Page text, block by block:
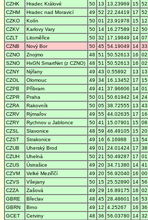
CZHK
Hradec Králové 50 13 13.23969 15 52
CZHM
Hradec nad Moravicí 49 52 22.24419 17 52
CZKO
Kolín 50 01 23.91978 15 12
CZKV
Karlovy Vary 50 14 16.27589 12 50
CZLT
Litoměřice 50 32 17.19849 14 07
CZNB
Nový Bor 50 45 54.19049 14 33
CZNO
Znojmo 48 51 50.52613 16 02
SZNO
HxGN SmartNet (z CZNO) 48 51 50.52613 16 02
CZNY
Nýřany 49 43 0.55892 13 13
CZOL
Olomouc 49 34 16.13452 17 15
CZPB
Příbram 49 41 37.96606 14 01
CZPR
Praha 50 01 50.61942 14 24
CZRA
Rakovník 50 05 38.72555 13 43
CZRV
Rýmařov 49 55 44.02635 17 16
CZRY
Rychnov u Jablonce 50 41 15.07901 15 08
CZSL
Slavonice 48 59 46.49105 15 20
CZST
Strakonice 49 16 6.16988 13 54
CZUB
Uherský Brod 49 01 24.01424 17 38
CZUH
Uhelná 50 21 50.49287 17 01
CZUS
Ústrašice 49 20 34.71380 14 41
CZVM
Velké Meziříčí 49 20 56.92040 16 00
CZVS
Všejany 50 15 25.52890 14 56
CZZA
Zašová 49 29 16.89175 18 02
GBRE
Břeclav 48 45 28.48601 16 53
GBRN
Brno 49 12 4.25267 16 36
GCET
Cetviny 48 36 56.03780 14 32